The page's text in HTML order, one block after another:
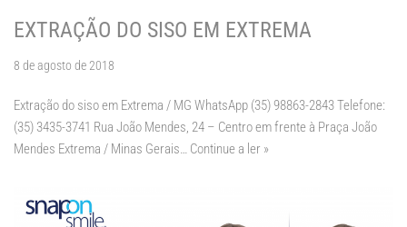
EXTRAÇÃO DO SISO EM EXTREMA
8 de agosto de 2018
Extração do siso em Extrema / MG WhatsApp (35) 98863-2843 Telefone:
(35) 3435-3741 Rua João Mendes, 24 – Centro em frente à Praça João
Mendes Extrema / Minas Gerais… Continue a ler »